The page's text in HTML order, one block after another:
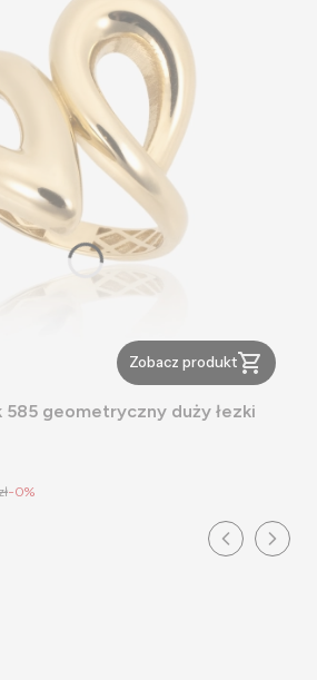
Zobacz produkt
585 geometryczny duży łezki
-0%